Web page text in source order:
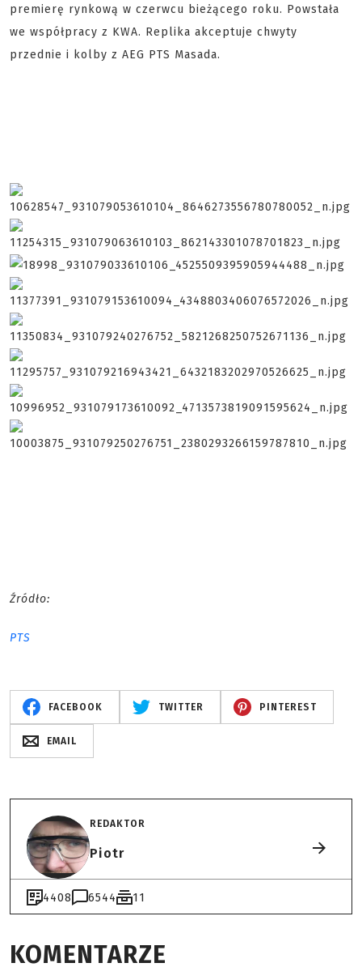
premierę rynkową w czerwcu bieżącego roku. Powstała
we współpracy z KWA. Replika akceptuje chwyty
przednie i kolby z AEG PTS Masada.
Źródło:
PTS
FACEBOOK TWITTER PINTEREST
EMAIL
REDAKTOR
Piotr
4408 6544 11
KOMENTARZE